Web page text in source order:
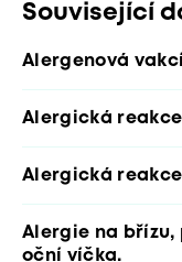
Související
Alergenová
Alergická
Alergická
Alergie na břízu,
oční víčka.